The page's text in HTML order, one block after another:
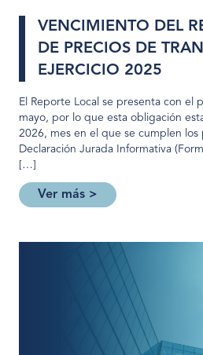
VENCIMIENTO DEL
DE PRECIOS DE
EJERCICIO 2025
El Reporte Local se presenta con el
mayo, por lo que esta obligación
2026, mes en el que se cumplen los
Declaración Jurada Informativa
[…]
Ver más >